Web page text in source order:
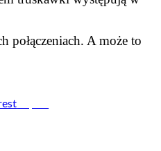
połączeniach. A może to